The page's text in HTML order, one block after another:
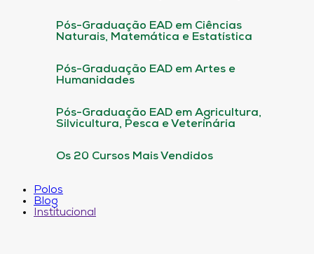
Pós-Graduação EAD em Ciências
Naturais, Matemática e Estatística
Pós-Graduação EAD em Artes e
Humanidades
Pós-Graduação EAD em Agricultura,
Silvicultura, Pesca e Veterinária
Os 20 Cursos Mais Vendidos
Polos
Blog
Institucional